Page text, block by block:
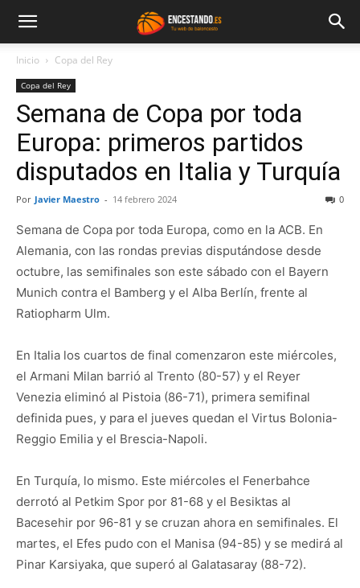
Inicio Copa del Rey
Copa del Rey
Semana de Copa por toda
Europa: primeros partidos
disputados en Italia y Turquía
Por Javier Maestro - 14 febrero 2024 0
Semana de Copa por toda Europa, como en la ACB. En
Alemania, con las rondas previas disputándose desde
octubre, las semifinales son este sábado con el Bayern
Munich contra el Bamberg y el Alba Berlín, frente al
Ratiopharm Ulm.
En Italia los cuartos de final comenzaron este miércoles,
el Armani Milan barrió al Trento (80-57) y el Reyer
Venezia eliminó al Pistoia (86-71), primera semifinal
definida pues, y para el jueves quedan el Virtus Bolonia-
Reggio Emilia y el Brescia-Napoli.
En Turquía, lo mismo. Este miércoles el Fenerbahce
derrotó al Petkim Spor por 81-68 y el Besiktas al
Bacesehir por 96-81 y se cruzan ahora en semifinales. El
martes, el Efes pudo con el Manisa (94-85) y se medirá al
Pinar Karsiyaka, que superó al Galatasaray (88-72).